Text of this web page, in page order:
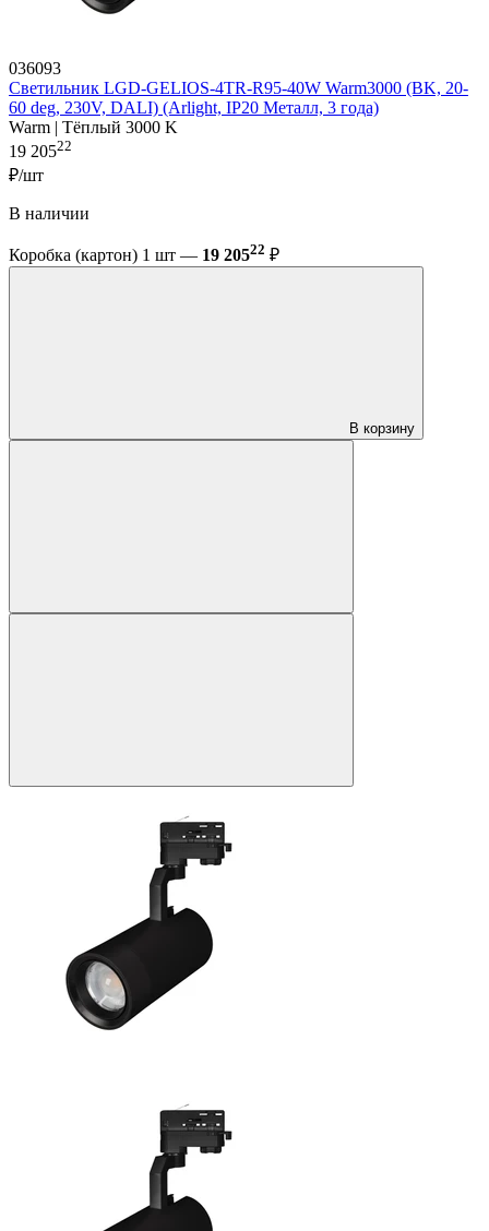
036093
Светильник LGD-GELIOS-4TR-R95-40W Warm3000 (BK, 20-
60 deg, 230V, DALI) (Arlight, IP20 Металл, 3 года)
Warm | Тёплый 3000 K
19 20522
₽/шт
В наличии
Коробка (картон) 1 шт — 19 20522 ₽
В корзину